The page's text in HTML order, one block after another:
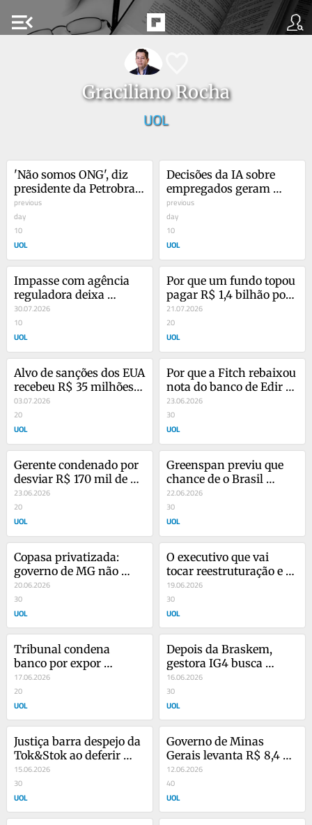
menu_open
Graciliano Rocha
UOL
'Não somos ONG', diz
presidente da Petrobras
sobre preços do gás
natural
previous
day
10
UOL
Decisões da IA sobre
empregados geram
risco de processo para
empresas
previous
day
10
UOL
Impasse com agência
reguladora deixa
passageiros de ônibus a
pé em SP
30.07.2026
10
UOL
Por que um fundo topou
pagar R$ 1,4 bilhão por
três galpões em
Guarulhos
21.07.2026
20
UOL
Alvo de sanções dos EUA
recebeu R$ 35 milhões
de fraude contra banco
03.07.2026
20
UOL
Por que a Fitch rebaixou
nota do banco de Edir
Macedo, antes da ação
da PF
23.06.2026
30
UOL
Gerente condenado por
desviar R$ 170 mil de
empresa para apostas
online
23.06.2026
20
UOL
Greenspan previu que
chance de o Brasil
quebrar era de 50/50 nos
anos 1990
22.06.2026
30
UOL
Copasa privatizada:
governo de MG não
manda, mas pode
barrar o que não quer
20.06.2026
30
UOL
O executivo que vai
tocar reestruturação e
dividir Raízen em duas
empresas
19.06.2026
30
UOL
Tribunal condena
banco por expor
ranking de
produtividade de
funcionários
17.06.2026
20
UOL
Depois da Braskem,
gestora IG4 busca
controle da Raízen
16.06.2026
30
UOL
Justiça barra despejo da
Tok&Stok ao deferir
proteção contra
credores
15.06.2026
30
UOL
Governo de Minas
Gerais levanta R$ 8,4 bi
com venda de ações da
Copasa
12.06.2026
40
UOL